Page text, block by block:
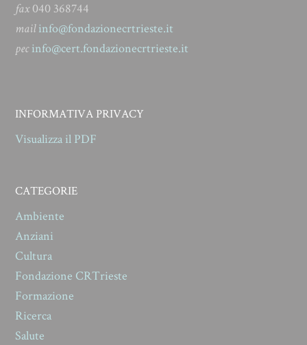
fax040 368744
mailinfo@fondazionecrtrieste.it
pecinfo@cert.fondazionecrtrieste.it
INFORMATIVA PRIVACY
Visualizza il PDF
CATEGORIE
Ambiente
Anziani
Cultura
Fondazione CRTrieste
Formazione
Ricerca
Salute